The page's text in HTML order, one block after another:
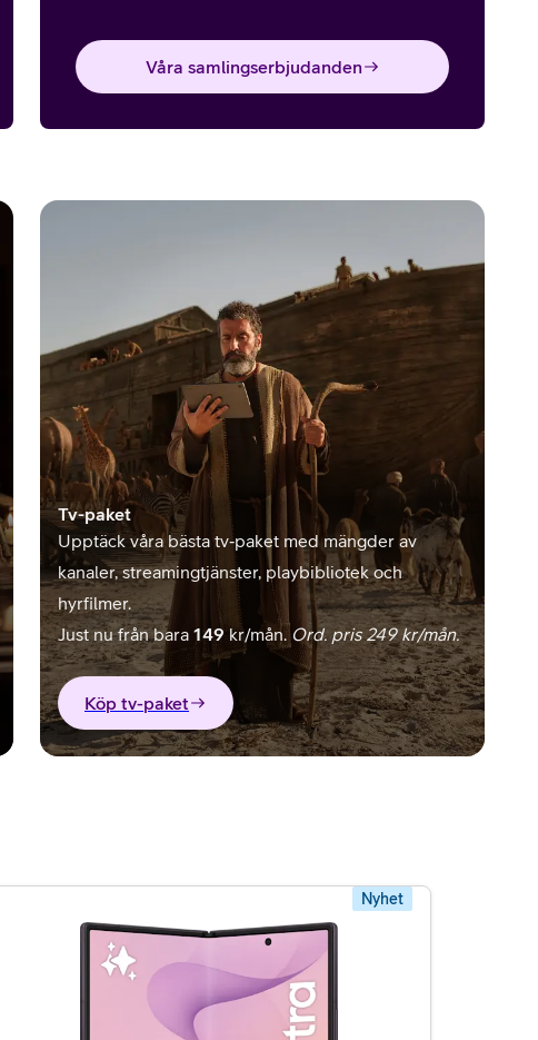
Våra samlingserbjudanden
Tv-paket
Upptäck våra bästa tv‑paket med mängder av
kanaler, streamingtjänster, playbibliotek och
hyrfilmer.
Just nu från bara 149 kr/mån. Ord. pris 249 kr/mån.
Köp tv-paket
Nyhet